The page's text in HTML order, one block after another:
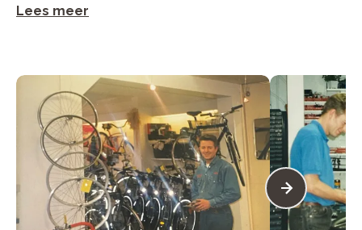
Lees meer